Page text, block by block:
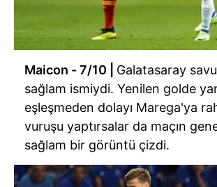
Maicon - 7/10 | Galatasaray
sağlam ismiydi. Yenilen golde
eşleşmeden dolayı Marega'ya
vuruşu yaptırsalar da maçın
sağlam bir görüntü çizdi.